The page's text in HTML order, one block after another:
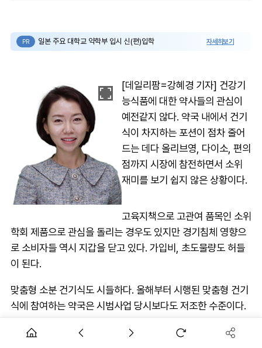
PR 일본 주요 대학교 약학부 입시 신(편)입학 자세히보기
[데일리팜=강혜경 기자] 건강기
능식품에 대한 약사들의 관심이
예전같지 않다. 약국 내에서 건기
식이 차지하는 포션이 점차 줄어
드는 데다 올리브영, 다이소, 편의
점까지 시장에 참전하면서 소위
재미를 보기 쉽지 않은 상황이다.
고육지책으로 고관여 품목인 소위
학회 제품으로 관심을 돌리는 경우도 있지만 경기침체 영향으
로 소비자들 역시 지갑을 닫고 있다. 가입비, 초도물량도 허들
이 된다.
맞춤형 소분 건기식도 시들하다. 올해부터 시행된 맞춤형 건기
식에 참여하는 약국은 시범사업 당시보다도 저조한 수준이다.
실증특례에 참여했던 약국 수가 501곳이었던 점을 감안할 때,
맞춤형 건기식 판매업소로 등록된 약국이 181곳에 불과하다는